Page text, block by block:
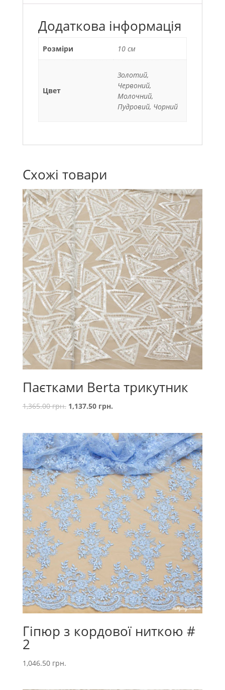
Додаткова інформація
Розміри 10 см
Цвет
Золотий,
Червоний,
Молочний,
Пудровий, Чорний
Схожі товари
Паєтками Berta трикутник
1,365.00грн. 1,137.50 грн.
Гіпюр з кордової ниткою #
2
1,046.50 грн.